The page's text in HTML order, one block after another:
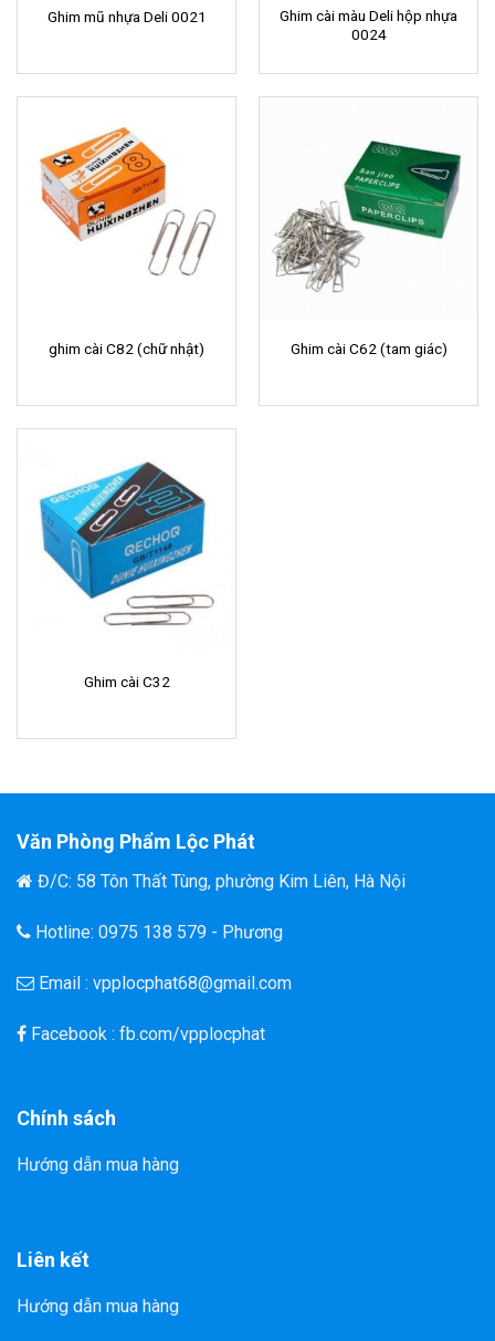
Ghim mũ nhựa Deli 0021
Ghim cài màu Deli hộp nhựa
0024
ghim cài C82 (chữ nhật) Ghim cài C62 (tam giác)
Ghim cài C32
Văn Phòng Phẩm Lộc Phát
Đ/C: 58 Tôn Thất Tùng, phường Kim Liên, Hà Nội
Hotline: 0975 138 579 - Phương
Email : vpplocphat68@gmail.com
Facebook : fb.com/vpplocphat
Chính sách
Hướng dẫn mua hàng
Liên kết
Hướng dẫn mua hàng